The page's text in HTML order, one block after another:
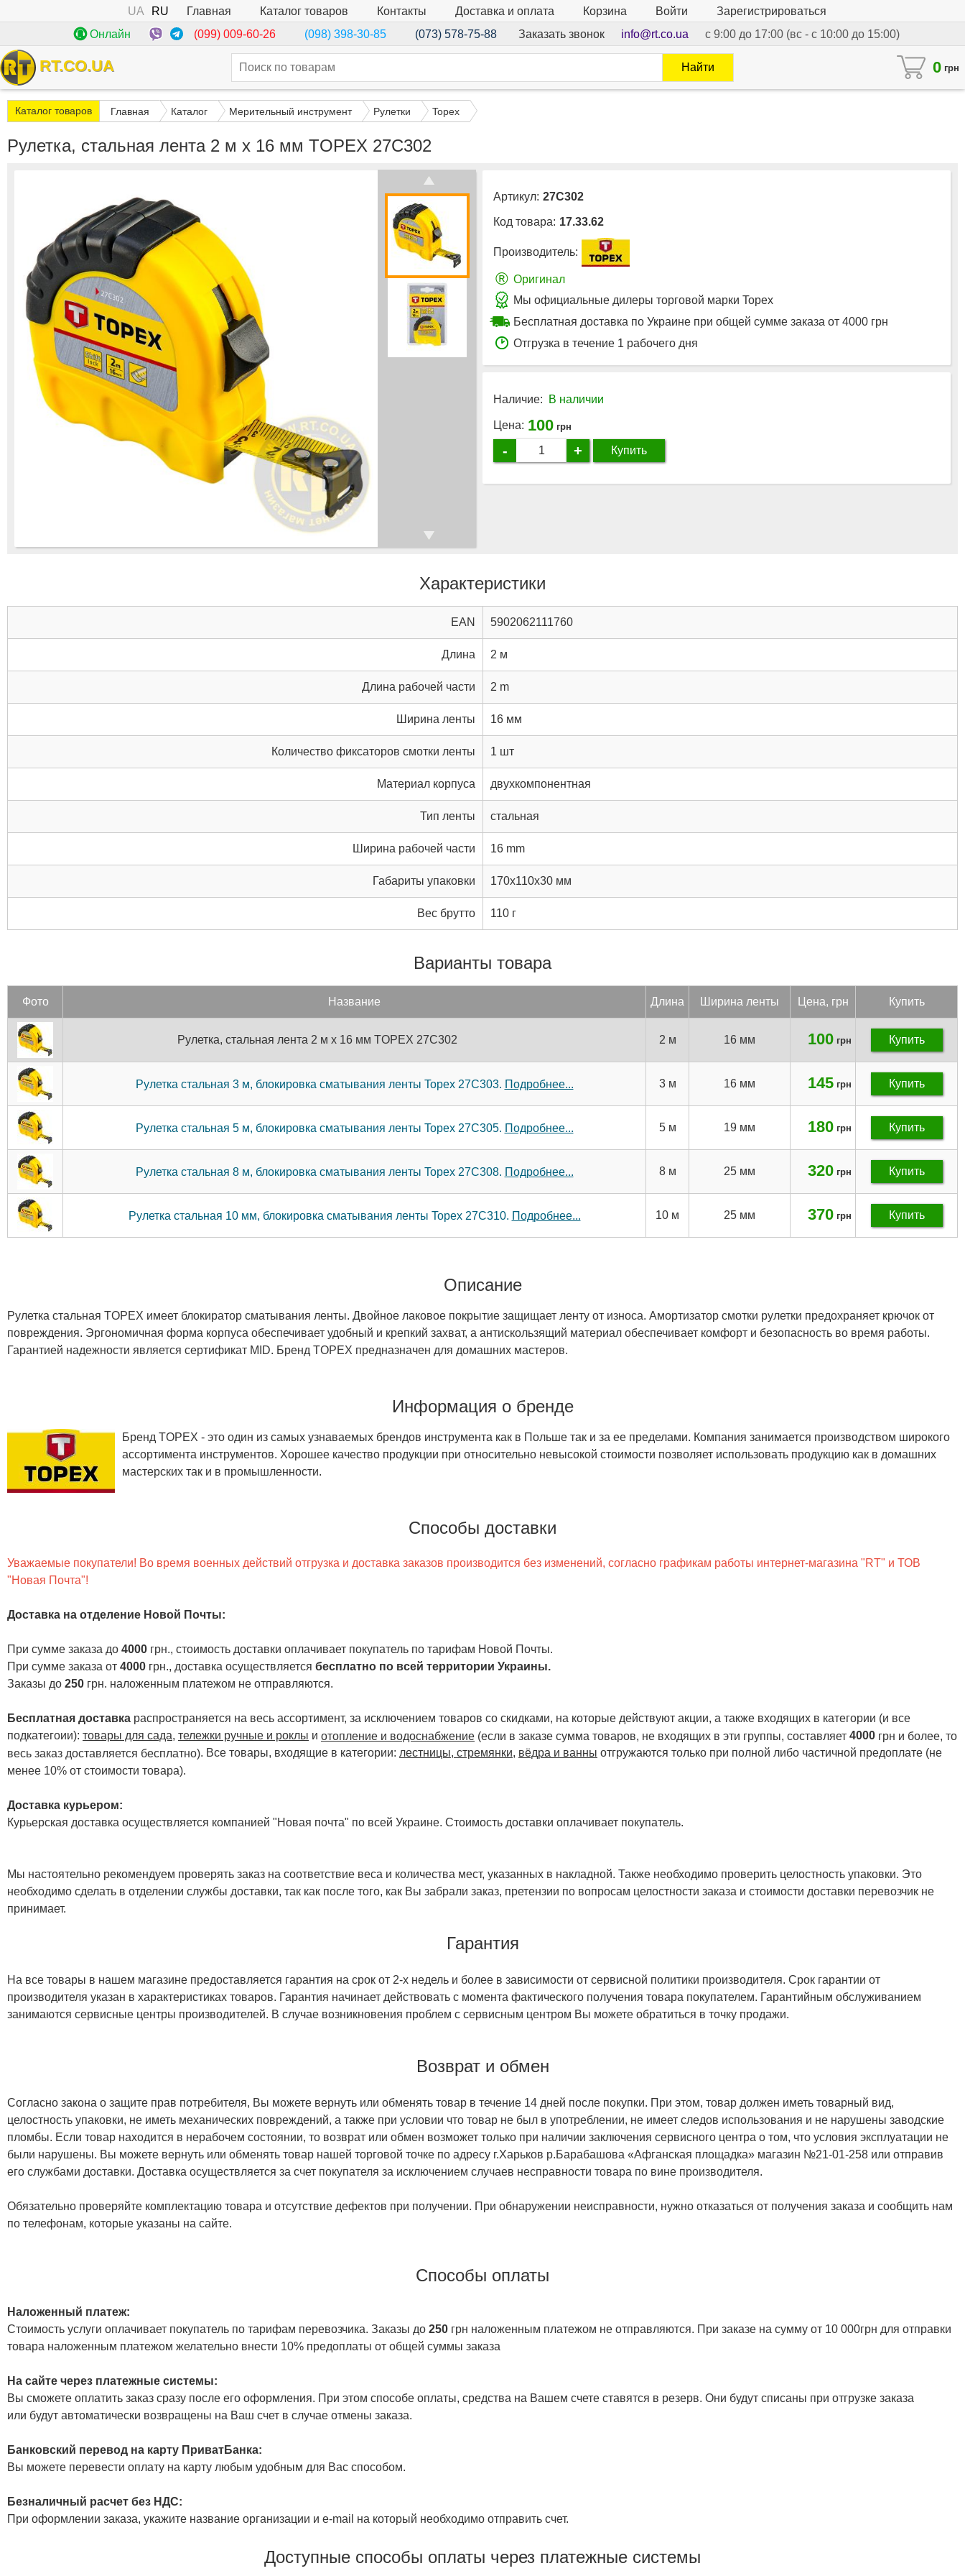
UA RU Главная Каталог товаров Контакты Доставка и оплата Корзина Войти
Зарегистрироваться
Онлайн
(099) 009-60-26 (098) 398-30-85 (073) 578-75-88 Заказать звонок info@rt.co.ua с 9:00 до 17:00 (вс - с 10:00 до 15:00)
RT.CO.UA 0 грн
Найти
Каталог товаров Главная Каталог Мерительный инструмент Рулетки Topex
Рулетка, стальная лента 2 м x 16 мм TOPEX 27C302
Артикул: 27C302
Код товара: 17.33.62
Производитель:
® Оригинал
Мы официальные дилеры торговой марки Topex
Бесплатная доставка по Украине при общей сумме заказа от 4000 грн
Отгрузка в течение 1 рабочего дня
Наличие: В наличии
Цена: 100 грн
- + Купить
Характеристики
EAN 5902062111760
Длина 2 м
Длина рабочей части 2 m
Ширина ленты 16 мм
Количество фиксаторов смотки ленты 1 шт
Материал корпуса двухкомпонентная
Тип ленты стальная
Ширина рабочей части 16 mm
Габариты упаковки 170x110x30 мм
Вес брутто 110 г
Варианты товара
Фото Название Дли­на Ши­рина лен­ты Цена, грн Купить
Рулетка, стальная лента 2 м x 16 мм TOPEX 27C302 2 м 16 мм 100 грн Купить
Рулетка стальная 3 м, блокировка сматывания ленты Topex 27C303. Подробнее... 3 м 16 мм 145 грн Купить
Рулетка стальная 5 м, блокировка сматывания ленты Topex 27C305. Подробнее... 5 м 19 мм 180 грн Купить
Рулетка стальная 8 м, блокировка сматывания ленты Topex 27C308. Подробнее... 8 м 25 мм 320 грн Купить
Рулетка стальная 10 мм, блокировка сматывания ленты Topex 27C310. Подробнее... 10 м 25 мм 370 грн Купить
Описание
Рулетка стальная TOPEX имеет блокиратор сматывания ленты. Двойное лаковое покрытие защищает ленту от износа. Амортизатор смотки рулетки предохраняет крючок от
повреждения. Эргономичная форма корпуса обеспечивает удобный и крепкий захват, а антискользящий материал обеспечивает комфорт и безопасность во время работы.
Гарантией надежности является сертификат MID. Бренд TOPEX предназначен для домашних мастеров.
Информация о бренде
Бренд TOPEX - это один из самых узнаваемых брендов инструмента как в Польше так и за ее пределами. Компания занимается производством широкого
ассортимента инструментов. Хорошее качество продукции при относительно невысокой стоимости позволяет использовать продукцию как в домашних
мастерских так и в промышленности.
Способы доставки
Уважаемые покупатели! Во время военных действий отгрузка и доставка заказов производится без изменений, согласно графикам работы интернет-магазина "RT" и ТОВ
"Новая Почта"!
Доставка на отделение Новой Почты:
При сумме заказа до 4000 грн., стоимость доставки оплачивает покупатель по тарифам Новой Почты.
При сумме заказа от 4000 грн., доставка осуществляется бесплатно по всей территории Украины.
Заказы до 250 грн. наложенным платежом не отправляются.
Бесплатная доставка распространяется на весь ассортимент, за исключением товаров со скидками, на которые действуют акции, а также входящих в категории (и все
подкатегоии): товары для сада, тележки ручные и роклы и отопление и водоснабжение (если в заказе сумма товаров, не входящих в эти группы, составляет 4000 грн и более, то
весь заказ доставляется бесплатно). Все товары, входящие в категории: лестницы, стремянки, вёдра и ванны отгружаются только при полной либо частичной предоплате (не
менее 10% от стоимости товара).
Доставка курьером:
Курьерская доставка осуществляется компанией "Новая почта" по всей Украине. Стоимость доставки оплачивает покупатель.
Мы настоятельно рекомендуем проверять заказ на соответствие веса и количества мест, указанных в накладной. Также необходимо проверить целостность упаковки. Это
необходимо сделать в отделении службы доставки, так как после того, как Вы забрали заказ, претензии по вопросам целостности заказа и стоимости доставки перевозчик не
принимает.
Гарантия
На все товары в нашем магазине предоставляется гарантия на срок от 2-х недель и более в зависимости от сервисной политики производителя. Срок гарантии от
производителя указан в характеристиках товаров. Гарантия начинает действовать с момента фактического получения товара покупателем. Гарантийным обслуживанием
занимаются сервисные центры производителей. В случае возникновения проблем с сервисным центром Вы можете обратиться в точку продажи.
Возврат и обмен
Согласно закона о защите прав потребителя, Вы можете вернуть или обменять товар в течение 14 дней после покупки. При этом, товар должен иметь товарный вид,
целостность упаковки, не иметь механических повреждений, а также при условии что товар не был в употреблении, не имеет следов использования и не нарушены заводские
пломбы. Если товар находится в нерабочем состоянии, то возврат или обмен возможет только при наличии заключения сервисного центра о том, что условия эксплуатации не
были нарушены. Вы можете вернуть или обменять товар нашей торговой точке по адресу г.Харьков р.Барабашова «Афганская площадка» магазин №21-01-258 или отправив
его службами доставки. Доставка осуществляется за счет покупателя за исключением случаев несправности товара по вине производителя.
Обязательно проверяйте комплектацию товара и отсутствие дефектов при получении. При обнаружении неисправности, нужно отказаться от получения заказа и сообщить нам
по телефонам, которые указаны на сайте.
Способы оплаты
Наложенный платеж:
Стоимость услуги оплачивает покупатель по тарифам перевозчика. Заказы до 250 грн наложенным платежом не отправляются. При заказе на сумму от 10 000грн для отправки
товара наложенным платежом желательно внести 10% предоплаты от общей суммы заказа
На сайте через платежные системы:
Вы сможете оплатить заказ сразу после его оформления. При этом способе оплаты, средства на Вашем счете ставятся в резерв. Они будут списаны при отгрузке заказа
или будут автоматически возвращены на Ваш счет в случае отмены заказа.
Банковский перевод на карту ПриватБанка:
Вы можете перевести оплату на карту любым удобным для Вас способом.
Безналичный расчет без НДС:
При оформлении заказа, укажите название организации и e-mail на который необходимо отправить счет.
Доступные способы оплаты через платежные системы